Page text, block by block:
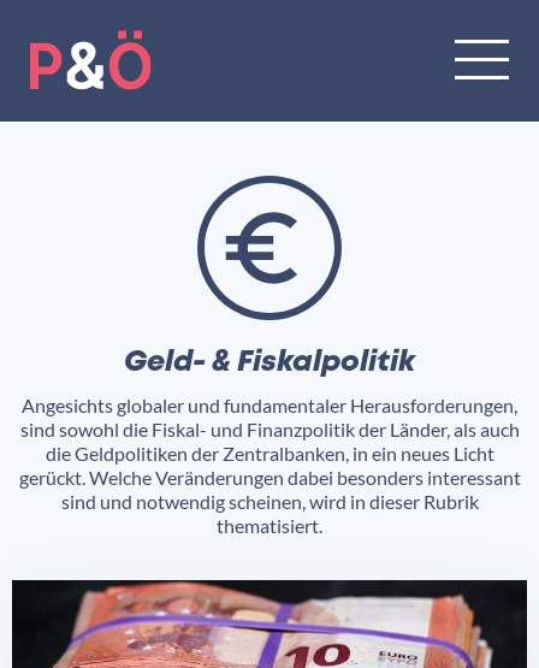
Geld- & Fiskalpolitik
Angesichts globaler und fundamentaler Herausforderungen,
sind sowohl die Fiskal- und Finanzpolitik der Länder, als auch
die Geldpolitiken der Zentralbanken, in ein neues Licht
gerückt. Welche Veränderungen dabei besonders interessant
sind und notwendig scheinen, wird in dieser Rubrik
thematisiert.